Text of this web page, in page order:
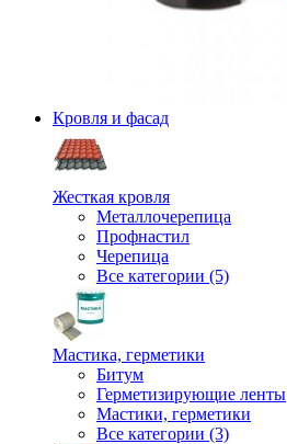
Кровля и фасад
Жесткая кровля
Металлочерепица
Профнастил
Черепица
Все категории (5)
Мастика, герметики
Битум
Герметизирующие ленты
Мастики, герметики
Все категории (3)